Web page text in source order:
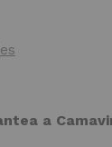
a